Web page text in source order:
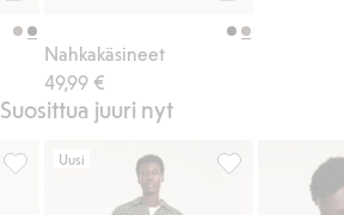
Nahkakäsineet
49,99 €
Suosittua juuri nyt
Punottu vyö nahkaosilla, Lisää suosikkeihin
Uusi
919191, Lisää